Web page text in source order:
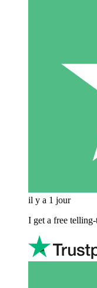
il y a 1 jour
I get a free